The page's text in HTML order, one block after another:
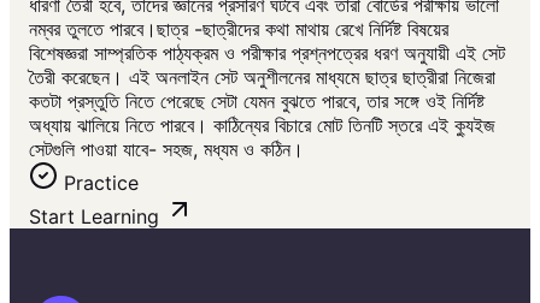
ধারণা তৈরী হবে, তাদের জ্ঞানের প্রসারণ ঘটবে এবং তারা বোর্ডের পরীক্ষায় ভালো
নম্বর তুলতে পারবে।ছাত্র -ছাত্রীদের কথা মাথায় রেখে নির্দিষ্ট বিষয়ের
বিশেষজ্ঞরা সাম্প্রতিক পাঠ্যক্রম ও পরীক্ষার প্রশ্নপত্রের ধরণ অনুযায়ী এই সেট
তৈরী করেছেন। এই অনলাইন সেট অনুশীলনের মাধ্যমে ছাত্র ছাত্রীরা নিজেরা
কতটা প্রস্তুতি নিতে পেরেছে সেটা যেমন বুঝতে পারবে, তার সঙ্গে ওই নির্দিষ্ট
অধ্যায় ঝালিয়ে নিতে পারবে। কাঠিন্যের বিচারে মোট তিনটি স্তরে এই ক্যুইজ
সেটগুলি পাওয়া যাবে- সহজ, মধ্যম ও কঠিন।
Practice
Start Learning